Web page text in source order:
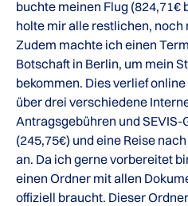
buchte meinen Flug (824,71€
holte mir alle restlichen,
Zudem machte ich einen
Botschaft in Berlin, um mein
bekommen. Dies verlief
über drei verschiedene
Antragsgebühren und
(245,75€) und eine Reise
an. Da ich gerne vorbereitet
einen Ordner mit allen
offiziell braucht. Dieser